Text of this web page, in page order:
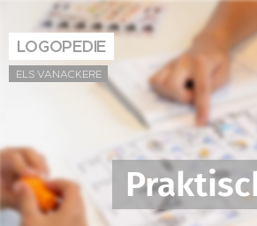
LOGOPEDIE
ELS VANACKERE